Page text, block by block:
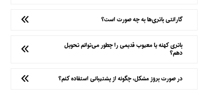
گارانتی باتری‌ها به چه صورت است؟
باتری کهنه یا معیوب قدیمی را چطور می‌توانم تحویل
دهم؟
در صورت بروز مشکل، چگونه از پشتیبانی استفاده کنم؟